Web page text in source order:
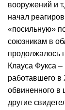
вооружений и
начал
«посильную»
союзникам в
продолжалось
Клауса Фукса
работавшего в
обвиненного
другие